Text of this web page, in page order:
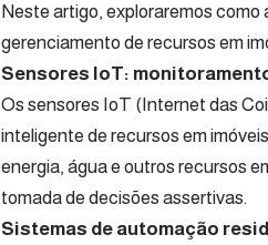
Neste artigo, exploraremos
gerenciamento de recursos em
Sensores IoT:
Os sensores IoT (Internet das
inteligente de recursos em
energia, água e outros recursos
tomada de decisões assertivas.
Sistemas de automação